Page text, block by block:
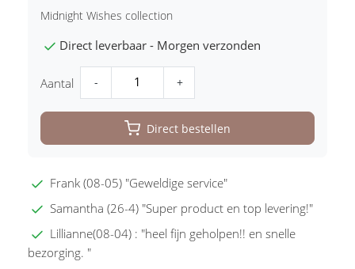
Midnight Wishes collection
Direct leverbaar - Morgen verzonden
Aantal - +
Direct bestellen
Frank (08-05) "Geweldige service"
Samantha (26-4) "Super product en top levering!"
Lillianne(08-04) : "heel fijn geholpen!! en snelle
bezorging. "